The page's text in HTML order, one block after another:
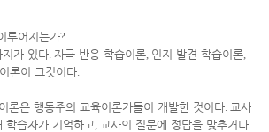
루어지는가?
가 있다. 자극-반응 학습이론, 인지 -발견 학습이론,
론이 그것이다.
론은 행동주의 교육이론가들이 개발한 것이다. 교사
학습자가 기억하고, 교사의 질문에 정답을 맞추거나